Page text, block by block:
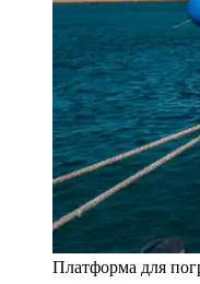
Платформа для